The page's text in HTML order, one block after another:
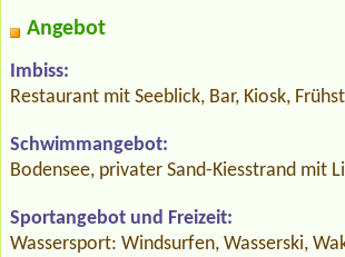
Angebot
Imbiss:
Restaurant mit Seeblick, Bar, Kiosk,
Schwimmangebot:
Bodensee, privater Sand-Kiesstrand mit
Sportangebot und Freizeit:
Wassersport: Windsurfen, Wasserski,